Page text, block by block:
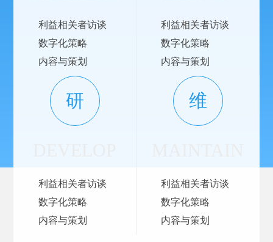
利益相关者访谈
数字化策略
内容与策划
利益相关者访谈
数字化策略
内容与策划
研
利益相关者访谈
数字化策略
内容与策划
维
利益相关者访谈
数字化策略
内容与策划